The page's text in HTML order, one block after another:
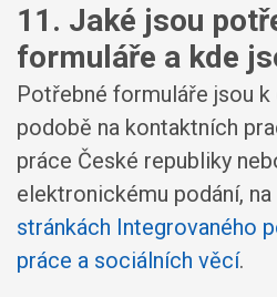
11. Jaké jsou
formuláře a kde
Potřebné formuláře jsou
podobě na kontaktních
práce České republiky
elektronickému podání, na
stránkách Integrovaného
práce a sociálních věcí.